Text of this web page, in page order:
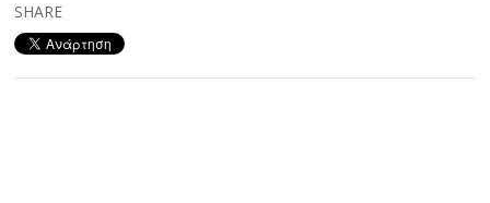
SHARE